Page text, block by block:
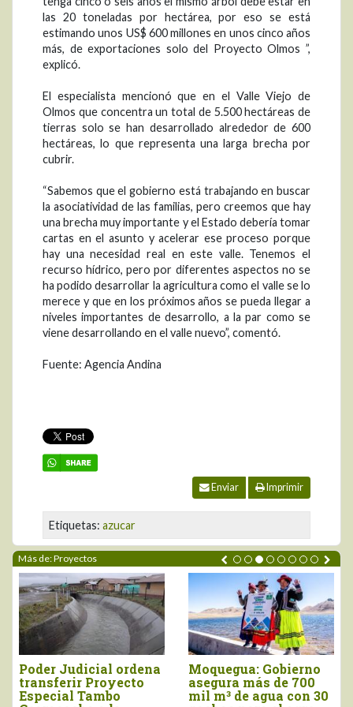
las 20 toneladas por hectárea, por eso se está
estimando unos US$ 600 millones en unos cinco años
más, de exportaciones solo del Proyecto Olmos ”,
explicó.
El especialista mencionó que en el Valle Viejo de
Olmos que concentra un total de 5.500 hectáreas de
tierras solo se han desarrollado alrededor de 600
hectáreas, lo que representa una larga brecha por
cubrir.
“Sabemos que el gobierno está trabajando en buscar
la asociatividad de las familias, pero creemos que hay
una brecha muy importante y el Estado debería tomar
cartas en el asunto y acelerar ese proceso porque
hay una necesidad real en este valle. Tenemos el
recurso hídrico, pero por diferentes aspectos no se
ha podido desarrollar la agricultura como el valle se lo
merece y que en los próximos años se pueda llegar a
niveles importantes de desarrollo, a la par como se
viene desarrollando en el valle nuevo”, comentó.
Fuente: Agencia Andina
Enviar Imprimir
Etiquetas: azucar
Más de: Proyectos
700
con 30
La Libertad: con
inversión de S/. 54.4
millones, inauguran
La Libertad y
Lambayeque:
impulsan obras